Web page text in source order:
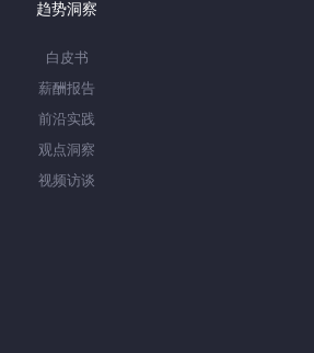
趋势洞察
白皮书
薪酬报告
前沿实践
观点洞察
视频访谈